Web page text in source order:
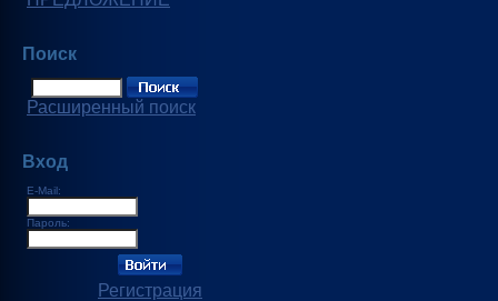
Поиск
Расширенный поиск
Вход
E-Mail:
Пароль:
Регистрация